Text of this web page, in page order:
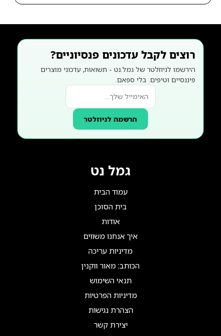
רוצים לקבל עדכונים פנסיוניים?
הירשמו לניוזלטר של גמל.נט - תשואות, עדכוני מוצרים
פיננסיים וטיפים. בלי ספאם.
הרשמה לניוזלטר
גמל נט
עמוד הבית
בית הסוכן
אודות
איך אנחנו משווים
מדיניות עריכה
הכותב: מאור ווקנין
תנאי השימוש
מדיניות הפרטיות
הצהרת נגישות
יצירת קשר